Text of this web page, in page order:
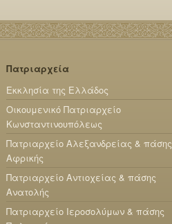
Πατριαρχεία
Εκκλησία της Ελλάδος
Οικουμενικό Πατριαρχείο
Κωνσταντινουπόλεως
Πατριαρχείο Αλεξανδρείας & πάσης
Αφρικής
Πατριαρχείο Αντιοχείας & πάσης
Ανατολής
Πατριαρχείο Ιεροσολύμων & πάσης